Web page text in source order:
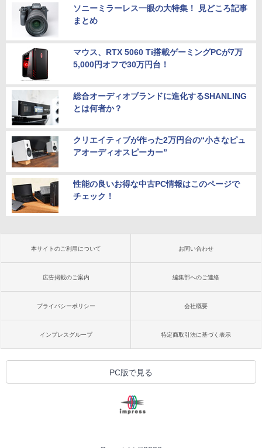
ソニーミラーレス一眼の大特集！ 見どころ記事
まとめ
マウス、RTX 5060 Ti搭載ゲーミングPCが7万
5,000円オフで30万円台！
総合オーディオブランドに進化するSHANLING
とは何者か？
クリエイティブが作った2万円台の“小さなピュ
アオーディオスピーカー”
性能の良いお得な中古PC情報はこのページで
チェック！
本サイトのご利用について お問い合わせ
広告掲載のご案内 編集部へのご連絡
プライバシーポリシー 会社概要
インプレスグループ 特定商取引法に基づく表示
PC版で見る